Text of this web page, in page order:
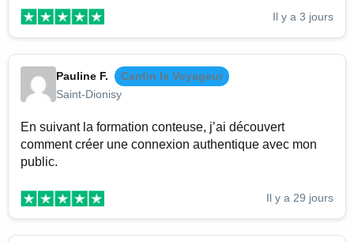
Il y a 3 jours
Pauline F.
Cantin le Voyageur
Saint-Dionisy
En suivant la formation conteuse, j’ai découvert
comment créer une connexion authentique avec mon
public.
Il y a 29 jours